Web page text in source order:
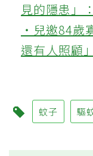
見的隱患」
‧兒邀84歲
還有人照顧
蚊子 驅